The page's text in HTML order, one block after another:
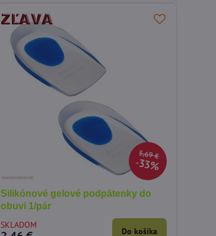
3,69 €
33%
Silikónové gelové podpätenky do
obuvi 1/pár
SKLADOM
Do košíka